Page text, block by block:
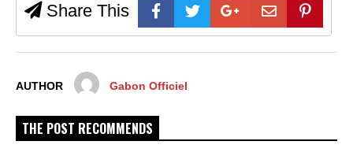
Share This
AUTHOR Gabon Officiel
THE POST RECOMMENDS